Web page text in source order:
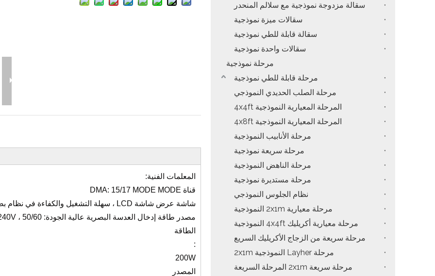
منتجات المرحلة ذات الصلةصندوق تغليف الهدايا سعر مرحلة الحدث
سعر خيمة الحدث
المعلمات الفنية:
قناة DMA: 15/17 MODE MODE
شاشة عرض شاشة LCD ، سهلة التشغيل والكفاءة في نظام بصري ، إخراج تأثير قوي للضوء ،
مصدر طاقة إدخال العدسة البصرية عالية الجودة: AC 100-240V ، 50/60 هرتز
الطاقة
:
200W
المصدر
سقالة مزدوجة نموذجية مع سلالم المنحدر
سقالات ميزة نموذجية
سقالة قابلة للطي نموذجية
سقالات واحدة نموذجية
مرحلة نموذجية
مرحلة قابلة للطي نموذجية
مرحلة الصلب الحديدي النموذجي
المرحلة المعيارية النموذجية 4x4ft
المرحلة المعيارية النموذجية 4x8ft
مرحلة الأنابيب النموذجية
مرحلة سريعة نموذجية
مرحلة الناهض النموذجية
مرحلة مستديرة نموذجية
نظام الجلوس النموذجي
مرحلة معيارية 2x1m النموذجية
مرحلة معيارية أكريليك 4x4ft النموذجية
مرحلة سريعة من الزجاج الأكريليك السريع
مرحلة Layher النموذجية 2x1m
مرحلة سريعة 2x1m المرحلة السريعة